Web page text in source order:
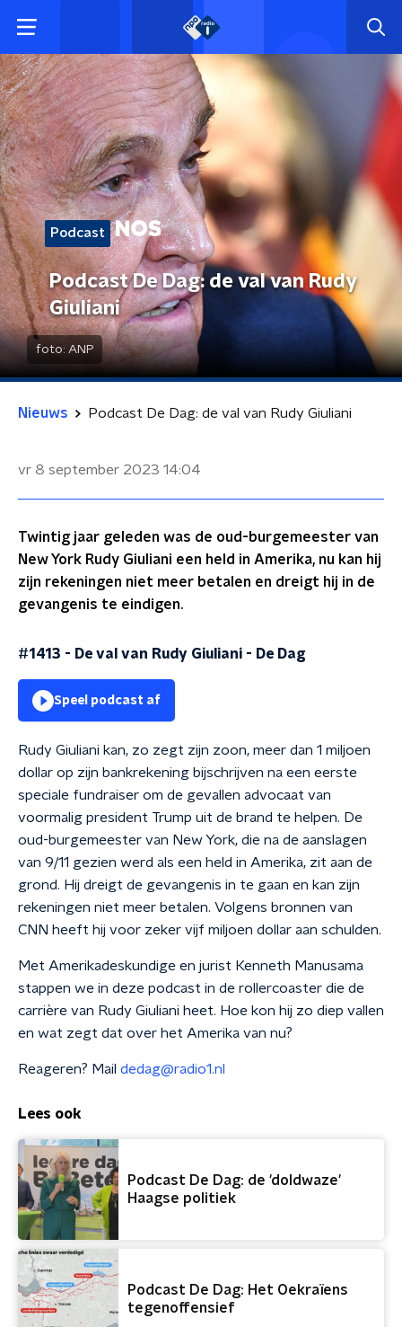
Podcast
Podcast De Dag: de val van Rudy
Giuliani
foto: ANP
Nieuws Podcast De Dag: de val van Rudy Giuliani
vr 8 september 2023 14:04
Twintig jaar geleden was de oud-burgemeester van
New York Rudy Giuliani een held in Amerika, nu kan hij
zijn rekeningen niet meer betalen en dreigt hij in de
gevangenis te eindigen.
#1413 - De val van Rudy Giuliani - De Dag
Speel podcast af
Rudy Giuliani kan, zo zegt zijn zoon, meer dan 1 miljoen
dollar op zijn bankrekening bijschrijven na een eerste
speciale fundraiser om de gevallen advocaat van
voormalig president Trump uit de brand te helpen. De
oud-burgemeester van New York, die na de aanslagen
van 9/11 gezien werd als een held in Amerika, zit aan de
grond. Hij dreigt de gevangenis in te gaan en kan zijn
rekeningen niet meer betalen. Volgens bronnen van
CNN heeft hij voor zeker vijf miljoen dollar aan schulden.
Met Amerikadeskundige en jurist Kenneth Manusama
stappen we in deze podcast in de rollercoaster die de
carrière van Rudy Giuliani heet. Hoe kon hij zo diep vallen
en wat zegt dat over het Amerika van nu?
Reageren? Mail dedag@radio1.nl
Lees ook
Podcast De Dag: de 'doldwaze'
Haagse politiek
Podcast De Dag: Het Oekraïens
tegenoffensief